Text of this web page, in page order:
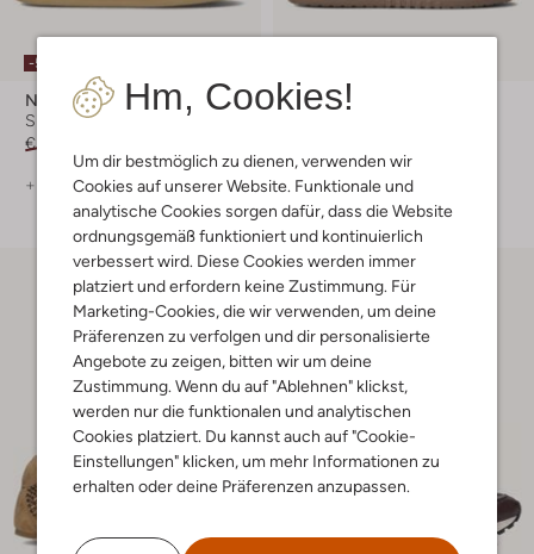
Hm, Cookies!
Um dir bestmöglich zu dienen, verwenden wir
Cookies auf unserer Website. Funktionale und
analytische Cookies sorgen dafür, dass die Website
ordnungsgemäß funktioniert und kontinuierlich
verbessert wird. Diese Cookies werden immer
platziert und erfordern keine Zustimmung. Für
Marketing-Cookies, die wir verwenden, um deine
Präferenzen zu verfolgen und dir personalisierte
Angebote zu zeigen, bitten wir um deine
Zustimmung. Wenn du auf "Ablehnen" klickst,
werden nur die funktionalen und analytischen
Cookies platziert. Du kannst auch auf "Cookie-
Einstellungen" klicken, um mehr Informationen zu
erhalten oder deine Präferenzen anzupassen.
-50%
Notre-V
Sneaker Low
€ 129,99
+ mehr farben
Notre-V
+ mehr farben